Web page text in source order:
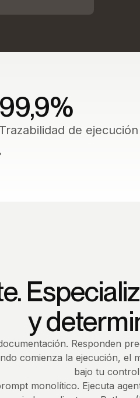
99,9%
Trazabilidad de ejecución
y
Responden
comienza la ejecución,
bajo tu
monolítico. Ejecuta